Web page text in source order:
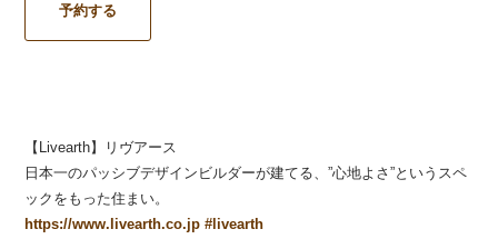
予約する
【Livearth】リヴアース
日本一のパッシブデザインビルダーが建てる、”心地よさ”というスペ
ックをもった住まい。
https://www.livearth.co.jp #livearth